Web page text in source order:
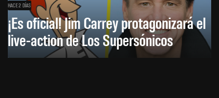
HACE 2 DÍAS
¡Es oficial! Jim Carrey protagonizará el
live-action de Los Supersónicos